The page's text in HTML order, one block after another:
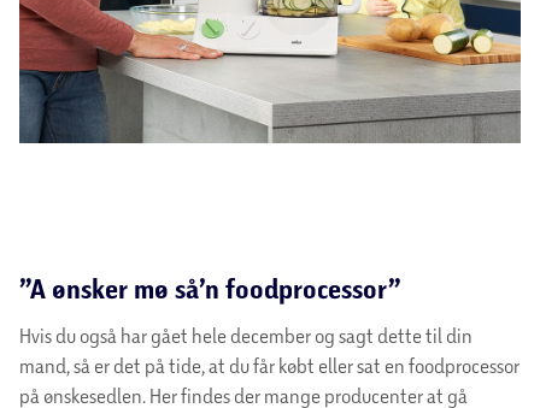
”A ønsker mø så’n foodprocessor”
Hvis du også har gået hele december og sagt dette til din
mand, så er det på tide, at du får købt eller sat en foodprocessor
på ønskesedlen. Her findes der mange producenter at gå